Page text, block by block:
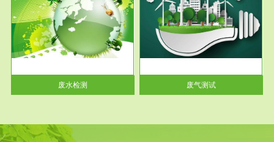
废水检测
废气测试
检测范围工业废气检测包括有机
废气和无机废气。有机废气主要
包括...
废气测试